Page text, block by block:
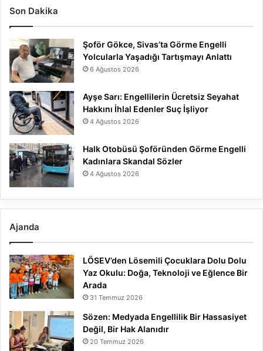
Son Dakika
Şoför Gökce, Sivas’ta Görme Engelli
Yolcularla Yaşadığı Tartışmayı Anlattı
6 Ağustos 2026
Ayşe Sarı: Engellilerin Ücretsiz Seyahat
Hakkını İhlal Edenler Suç İşliyor
4 Ağustos 2026
Halk Otobüsü Şoföründen Görme Engelli
Kadınlara Skandal Sözler
4 Ağustos 2026
Ajanda
LÖSEV’den Lösemili Çocuklara Dolu Dolu
Yaz Okulu: Doğa, Teknoloji ve Eğlence Bir
Arada
31 Temmuz 2026
Sözen: Medyada Engellilik Bir Hassasiyet
Değil, Bir Hak Alanıdır
20 Temmuz 2026